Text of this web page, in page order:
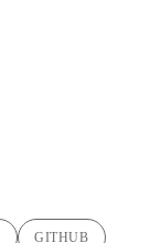
GITHUB